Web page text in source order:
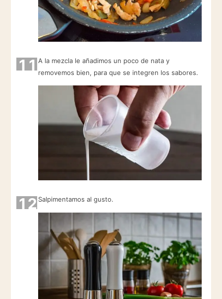
11 A la mezcla le añadimos un poco de nata y
removemos bien, para que se integren los sabores.
12 Salpimentamos al gusto.